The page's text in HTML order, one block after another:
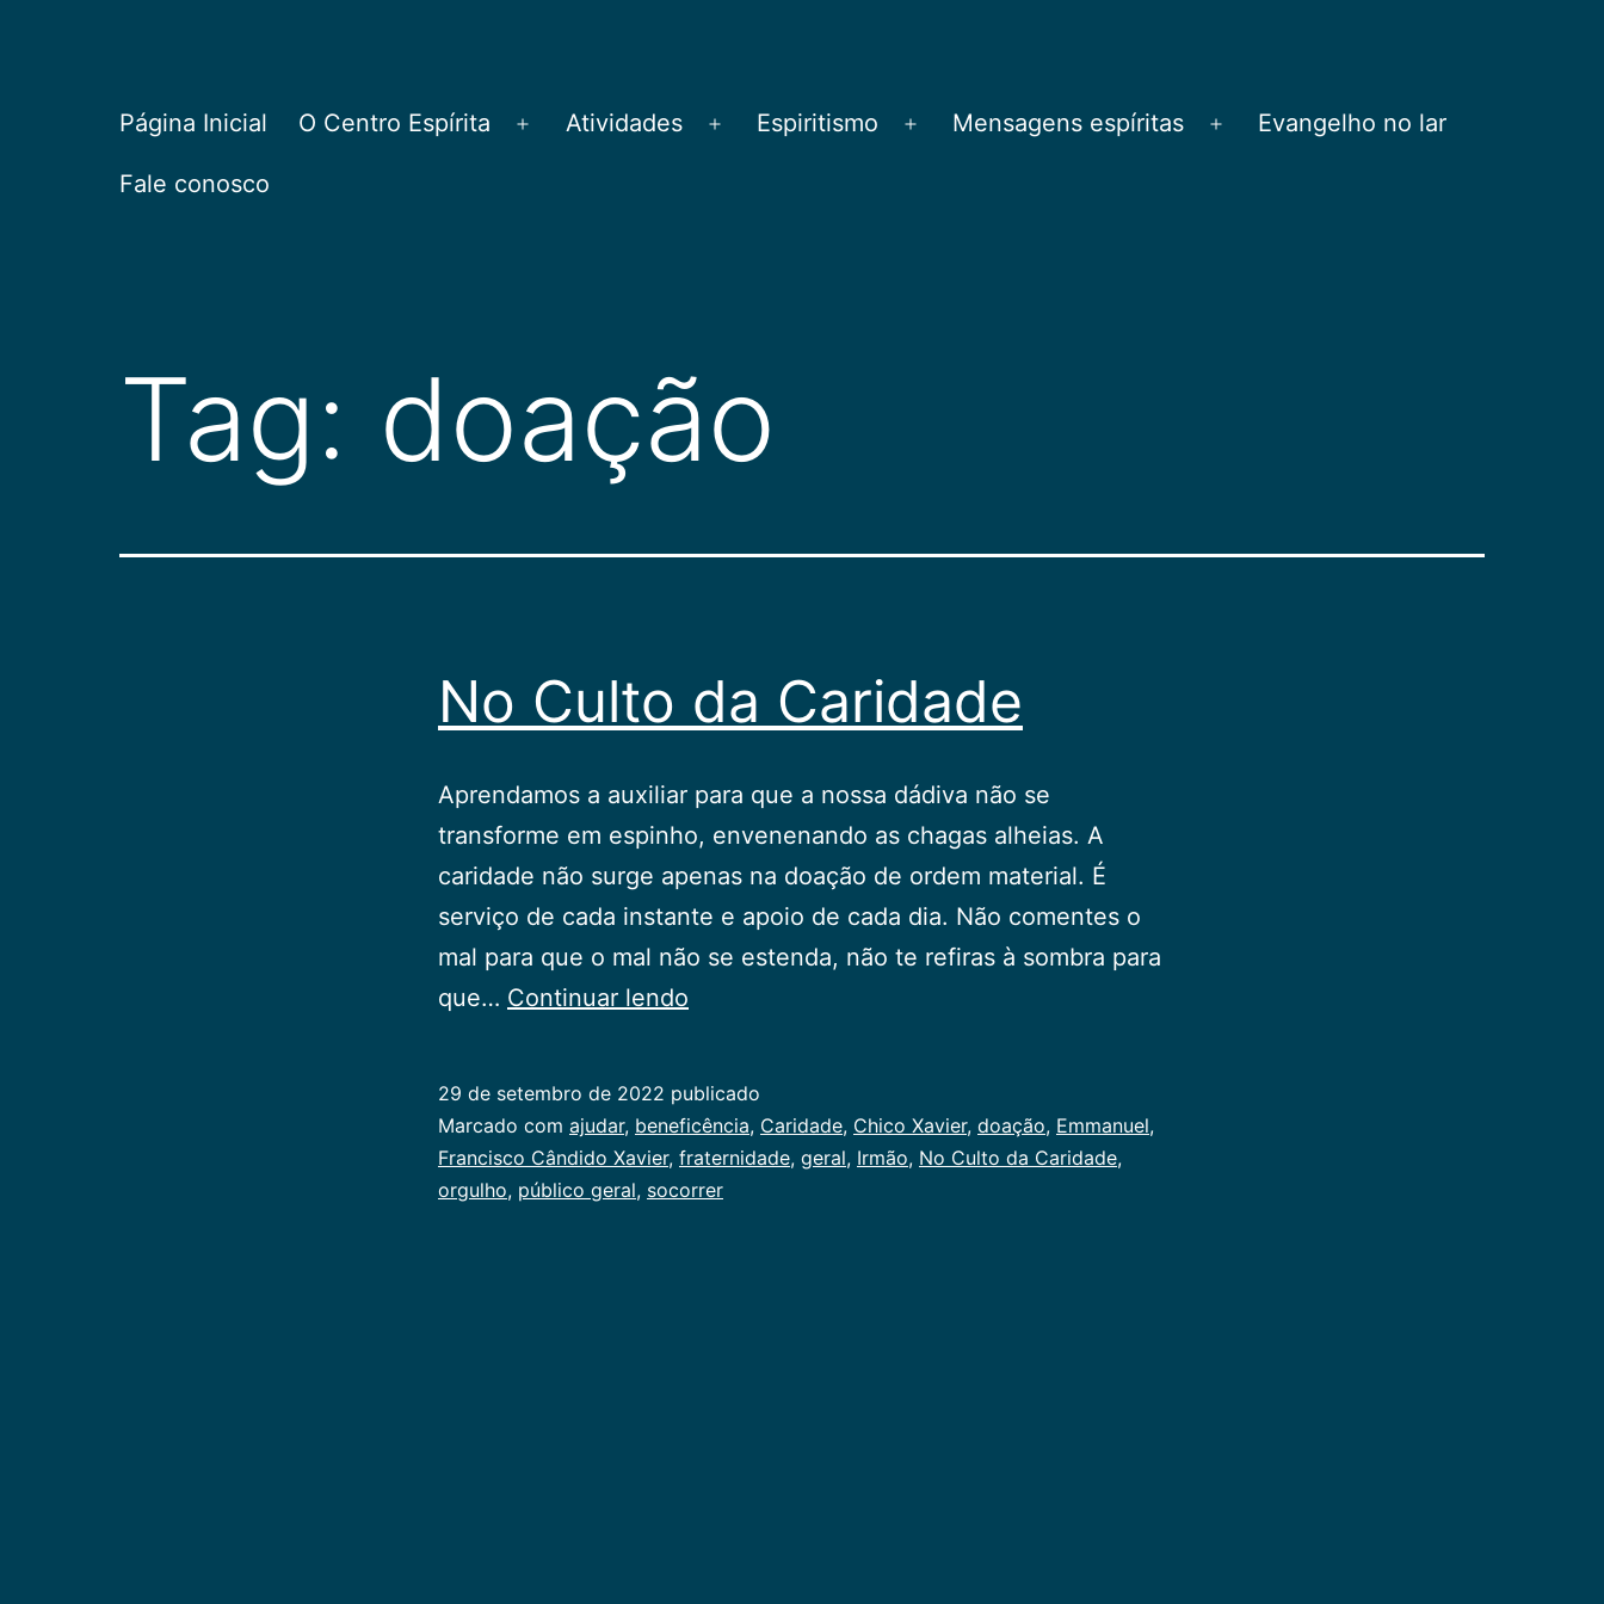
CEPAC
Página Inicial O Centro Espírita
Abrir
Atividades
Abrir
Espiritismo
Abrir
Mensagens espíritas
Abrir
Evangelho no lar
Fale conosco
Tag: doação
No Culto da Caridade
Aprendamos a auxiliar para que a nossa dádiva não se
transforme em espinho, envenenando as chagas alheias. A
caridade não surge apenas na doação de ordem material. É
serviço de cada instante e apoio de cada dia. Não comentes o
mal para que o mal não se estenda, não te refiras à sombra para
que… Continuar lendo
Caridade
29 de setembro de 2022 publicado
Categorizado
como
Publicogeral
Marcado com ajudar, beneficência, Caridade, Chico Xavier, doação, Emmanuel,
Francisco Cândido Xavier, fraternidade, geral, Irmão, No Culto da Caridade,
orgulho, público geral, socorrer